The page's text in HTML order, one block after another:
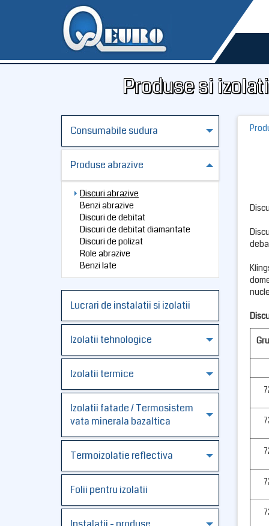
Produse si
Consumabile sudura
Produse abrazive
Discuri abrazive
Benzi abrazive
Discuri de debitat
Discuri de debitat diamantate
Discuri de polizat
Role abrazive
Benzi late
Lucrari de instalatii si izolatii
Izolatii tehnologice
Izolatii termice
Izolatii fatade / Termosistem
vata minerala bazaltica
Termoizolatie reflectiva
Folii pentru izolatii